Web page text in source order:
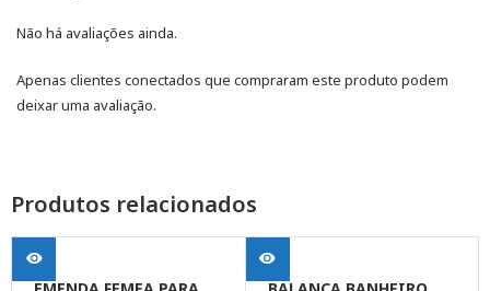
Não há avaliações ainda.
Apenas clientes conectados que compraram este produto podem
deixar uma avaliação.
Produtos relacionados